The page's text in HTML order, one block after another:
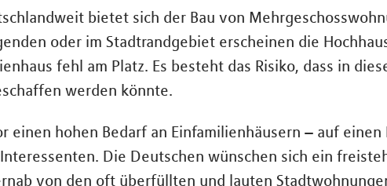
bietet sich der Bau von
oder im Stadtrandgebiet erscheinen die
fehl am Platz. Es besteht das Risiko, dass in
werden könnte.
einen hohen Bedarf an Einfamilienhäusern – auf einen
Die Deutschen wünschen sich ein
von den oft überfüllten und lauten